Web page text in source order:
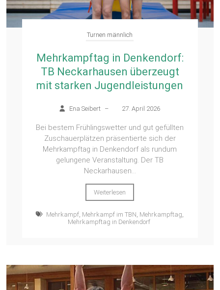
Turnen männlich
Mehrkampftag in Denkendorf:
TB Neckarhausen überzeugt
mit starken Jugendleistungen
Ena Seibert – 27. April 2026
Bei bestem Frühlingswetter und gut gefüllten
Zuschauerplätzen präsentierte sich der
Mehrkampftag in Denkendorf als rundum
gelungene Veranstaltung. Der TB
Neckarhausen...
Weiterlesen
Mehrkampf, Mehrkampf im TBN, Mehrkampftag,
Mehrkampftag in Denkendorf